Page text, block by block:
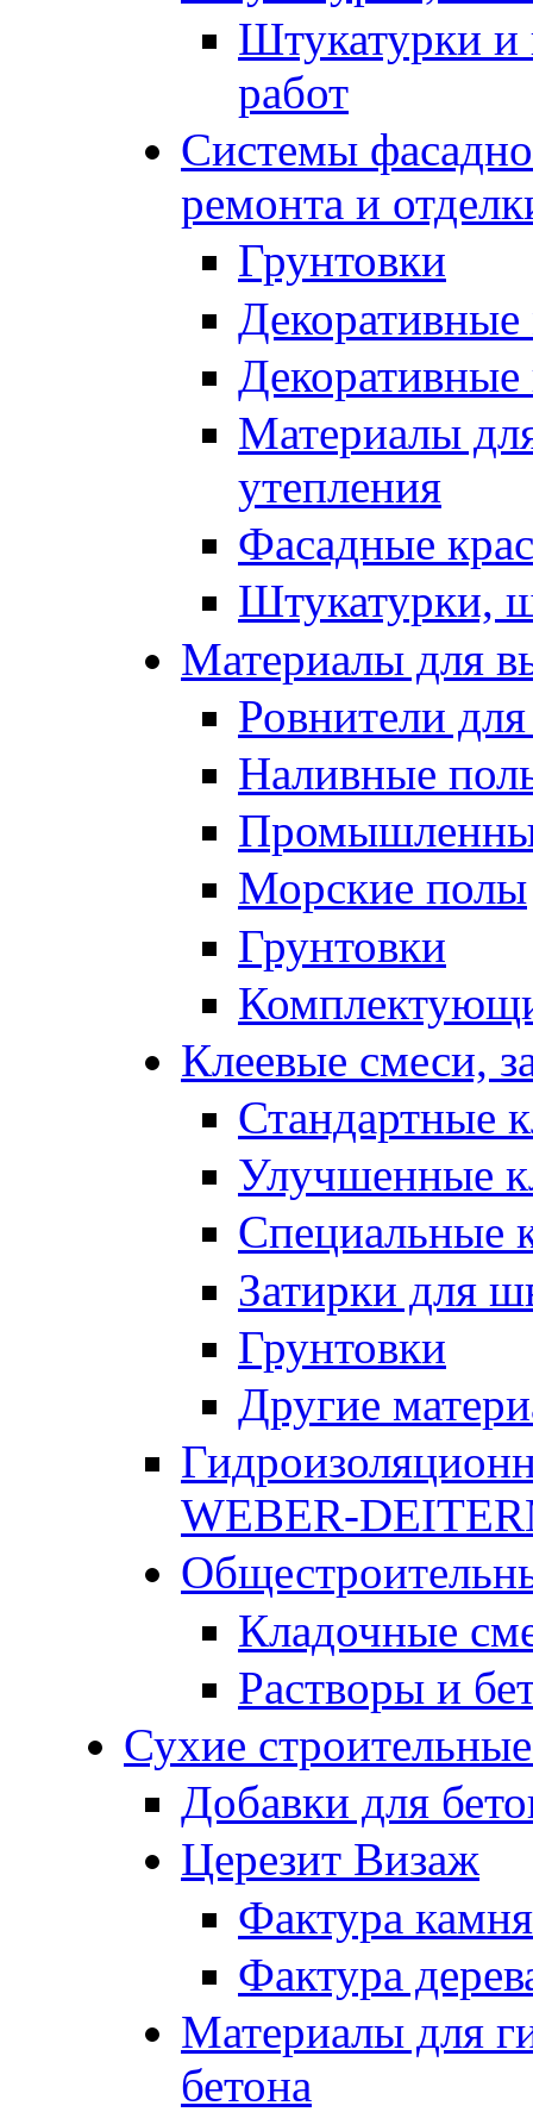
Штукатурки и
работ
Системы
ремонта и
Грунтовки
Материалы
утепления
Фасадные
Штукатурки,
Материалы для
Ровнители
Наливные
Морские полы
Грунтовки
Клеевые смеси,
Стандартные
Улучшенные
Специальные
Затирки для
Грунтовки
Другие
WEBER-
Кладочные
Растворы и
Сухие
Добавки для
Церезит Визаж
Фактура камня
Фактура
Материалы для
бетона